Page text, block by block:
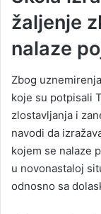
žaljenje
nalaze
Zbog
koje su potpisali
zlostavljanja i
navodi da
kojem se nalaze
u novonastaloj
odnosno sa